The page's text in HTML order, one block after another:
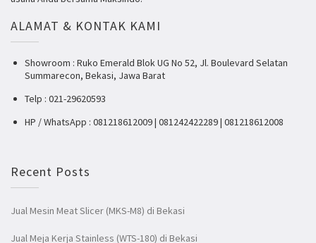
ALAMAT & KONTAK KAMI
Showroom : Ruko Emerald Blok UG No 52, Jl. Boulevard Selatan
Summarecon, Bekasi, Jawa Barat
Telp : 021-29620593
HP / WhatsApp : 081218612009 | 081242422289 | 081218612008
Recent Posts
Jual Mesin Meat Slicer (MKS-M8) di Bekasi
Jual Meja Kerja Stainless (WTS-180) di Bekasi